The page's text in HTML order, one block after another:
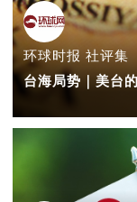
环球时报 社评集
台海局势｜美台